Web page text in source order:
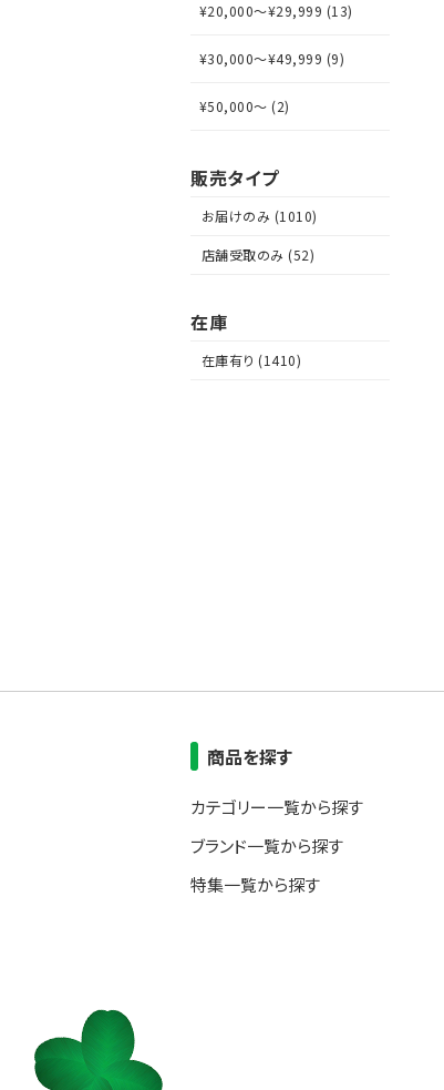
¥20,000～¥29,999 (13)
¥30,000～¥49,999 (9)
¥50,000～ (2)
販売タイプ
お届けのみ (1010)
店舗受取のみ (52)
在庫
在庫有り (1410)
商品を探す
カテゴリー一覧から探す
ブランド一覧から探す
特集一覧から探す